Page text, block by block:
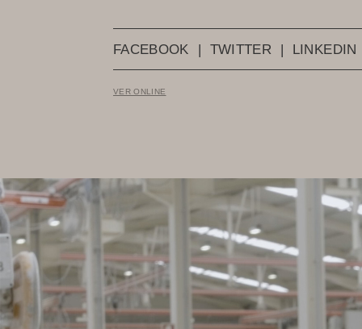
FACEBOOK | TWITTER | LINKEDIN
VER ONLINE